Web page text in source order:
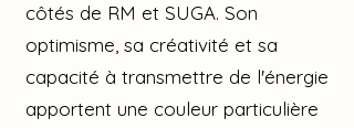
côtés de RM et SUGA. Son
optimisme, sa créativité et sa
capacité à transmettre de l'énergie
apportent une couleur particulière